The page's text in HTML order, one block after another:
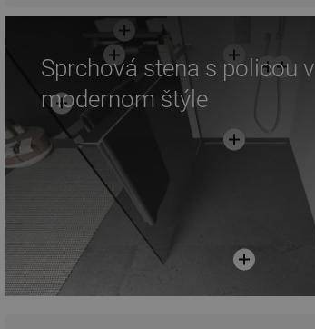
Sprchová stena s policou v
modernom štýle